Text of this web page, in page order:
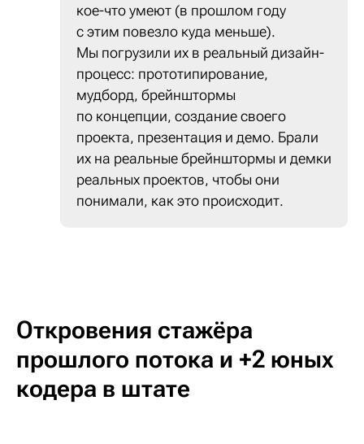
кое-что умеют (в прошлом году
с этим повезло куда меньше).
Мы погрузили их в реальный дизайн-
процесс: прототипирование,
мудборд, брейнштормы
по концепции, создание своего
проекта, презентация и демо. Брали
их на реальные брейнштормы и демки
реальных проектов, чтобы они
понимали, как это происходит.
Откровения стажёра
прошлого потока и +2 юных
кодера в штате